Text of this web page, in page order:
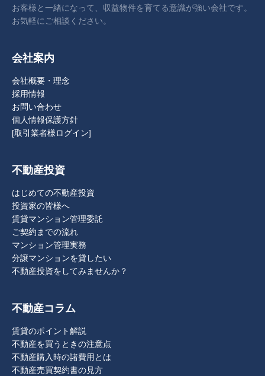
お客様と一緒になって、収益物件を育てる意識が強い会社です。
お気軽にご相談ください。
会社案内
会社概要・理念
採用情報
お問い合わせ
個人情報保護方針
[取引業者様ログイン]
不動産投資
はじめての不動産投資
投資家の皆様へ
賃貸マンション管理委託
ご契約までの流れ
マンション管理実務
分譲マンションを貸したい
不動産投資をしてみませんか？
不動産コラム
賃貸のポイント解説
不動産を買うときの注意点
不動産購入時の諸費用とは
不動産売買契約書の見方